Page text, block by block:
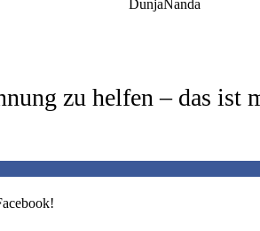
DunjaNanda
zu helfen – das ist